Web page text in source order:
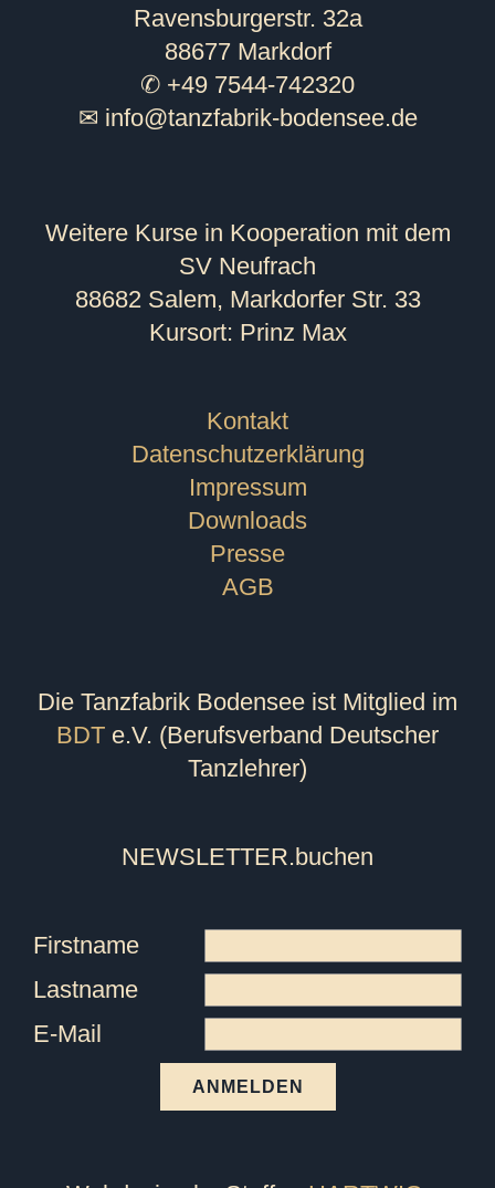
Ravensburgerstr. 32a
88677 Markdorf
✆ +49 7544-742320
✉ info@tanzfabrik-bodensee.de
Weitere Kurse in Kooperation mit dem
SV Neufrach
88682 Salem, Markdorfer Str. 33
Kursort: Prinz Max
Kontakt
Datenschutzerklärung
Impressum
Downloads
Presse
AGB
Die Tanzfabrik Bodensee ist Mitglied im
BDT e.V. (Berufsverband Deutscher
Tanzlehrer)
NEWSLETTER.buchen
Firstname
Lastname
E-Mail
ANMELDEN